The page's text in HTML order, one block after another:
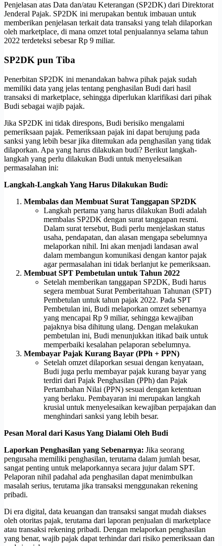
Penjelasan atas Data dan/atau Keterangan (SP2DK) dari Direktorat
Jenderal Pajak. SP2DK ini merupakan bentuk imbauan untuk
memberikan penjelasan terkait data transaksi yang telah dilaporkan
oleh marketplace, di mana omzet total penjualannya selama tahun
2022 terdeteksi sebesar Rp 9 miliar.
SP2DK pun Tiba
Penerbitan SP2DK ini menandakan bahwa pihak pajak sudah
memiliki data yang jelas tentang penghasilan Budi dari hasil
transaksi di marketplace, sehingga diperlukan klarifikasi dari pihak
Budi sebagai wajib pajak.
Jika SP2DK ini tidak direspons, Budi berisiko mengalami
pemeriksaan pajak. Pemeriksaan pajak ini dapat berujung pada
sanksi yang lebih besar jika ditemukan ada penghasilan yang tidak
dilaporkan. Apa yang harus dilakukan budi? Berikut langkah-
langkah yang perlu dilakukan Budi untuk menyelesaikan
permasalahan ini:
Langkah-Langkah Yang Harus Dilakukan Budi:
Membalas dan Membuat Surat Tanggapan SP2DK
Langkah pertama yang harus dilakukan Budi adalah
membalas SP2DK dengan surat tanggapan resmi.
Dalam surat tersebut, Budi perlu menjelaskan status
usaha, pendapatan, dan alasan mengapa sebelumnya
melaporkan nihil. Ini akan menjadi landasan awal
dalam membangun komunikasi dengan kantor pajak
agar permasalahan ini tidak berlanjut ke pemeriksaan.
Membuat SPT Pembetulan untuk Tahun 2022
Setelah memberikan tanggapan SP2DK, Budi harus
segera membuat Surat Pemberitahuan Tahunan (SPT)
Pembetulan untuk tahun pajak 2022. Pada SPT
Pembetulan ini, Budi melaporkan omzet sebenarnya
yang mencapai Rp 9 miliar, sehingga kewajiban
pajaknya bisa dihitung ulang. Dengan melakukan
pembetulan ini, Budi menunjukkan itikad baik untuk
memperbaiki kesalahan pelaporan sebelumnya.
Membayar Pajak Kurang Bayar (PPh + PPN)
Setelah omzet dilaporkan sesuai dengan kenyataan,
Budi juga perlu membayar pajak kurang bayar yang
terdiri dari Pajak Penghasilan (PPh) dan Pajak
Pertambahan Nilai (PPN) sesuai dengan ketentuan
yang berlaku. Pembayaran ini merupakan langkah
krusial untuk menyelesaikan kewajiban perpajakan dan
menghindari sanksi yang lebih besar.
Pesan Moral dari Kasus Yang Dialami Oleh Budi
Laporkan Penghasilan yang Sebenarnya: Jika seorang
pengusaha memiliki penghasilan, terutama dalam jumlah besar,
sangat penting untuk melaporkannya secara jujur dalam SPT.
Pelaporan nihil padahal ada penghasilan dapat menimbulkan
masalah serius, terutama jika transaksi menggunakan rekening
pribadi.
Di era digital, data keuangan dan transaksi sangat mudah diakses
oleh otoritas pajak, terutama dari laporan penjualan di marketplace
atau transaksi rekening pribadi. Dengan melaporkan penghasilan
yang benar, wajib pajak dapat terhindar dari risiko pemeriksaan dan